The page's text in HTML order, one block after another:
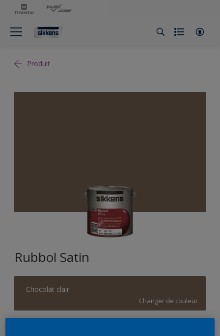
Produit
Rubbol Satin
Chocolat clair
Changer de couleur